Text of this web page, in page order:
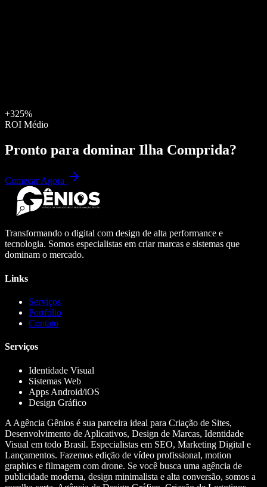
+325%
ROI Médio
Pronto para dominar Ilha Comprida?
Começar Agora
Transformando o digital com design de alta performance e
tecnologia. Somos especialistas em criar marcas e sistemas que
dominam o mercado.
Links
Serviços
Portfólio
Contato
Serviços
Identidade Visual
Sistemas Web
Apps Android/iOS
Design Gráfico
A Agência Gênios é sua parceira ideal para Criação de Sites,
Desenvolvimento de Aplicativos, Design de Marcas, Identidade
Visual em todo Brasil. Especialistas em SEO, Marketing Digital e
Lançamentos. Fazemos edição de vídeo profissional, motion
graphics e filmagem com drone. Se você busca uma agência de
publicidade moderna, design minimalista e alta conversão, somos a